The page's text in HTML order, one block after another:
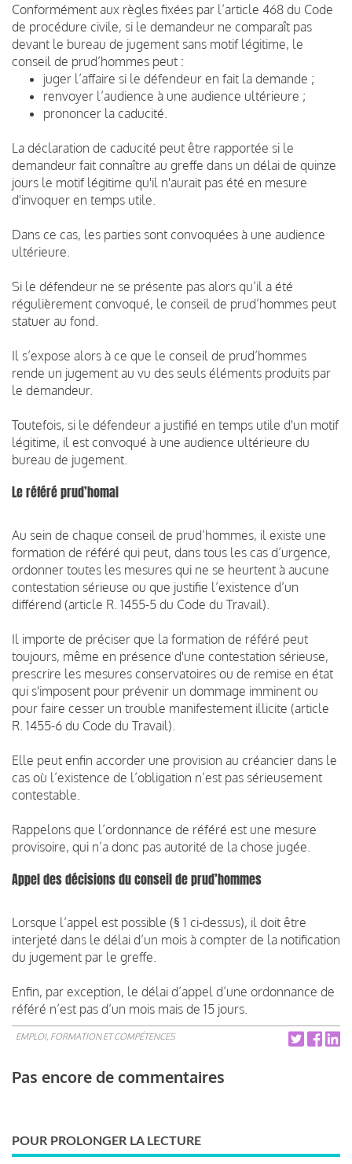
Conformément aux règles fixées par l’article 468 du Code
de procédure civile, si le demandeur ne comparaît pas
devant le bureau de jugement sans motif légitime, le
conseil de prud’hommes peut :
juger l’affaire si le défendeur en fait la demande ;
renvoyer l’audience à une audience ultérieure ;
prononcer la caducité.
La déclaration de caducité peut être rapportée si le
demandeur fait connaître au greffe dans un délai de quinze
jours le motif légitime qu'il n'aurait pas été en mesure
d'invoquer en temps utile.
Dans ce cas, les parties sont convoquées à une audience
ultérieure.
Si le défendeur ne se présente pas alors qu’il a été
régulièrement convoqué, le conseil de prud’hommes peut
statuer au fond.
Il s’expose alors à ce que le conseil de prud’hommes
rende un jugement au vu des seuls éléments produits par
le demandeur.
Toutefois, si le défendeur a justifié en temps utile d'un motif
légitime, il est convoqué à une audience ultérieure du
bureau de jugement.
Le référé prud’homal
Au sein de chaque conseil de prud’hommes, il existe une
formation de référé qui peut, dans tous les cas d’urgence,
ordonner toutes les mesures qui ne se heurtent à aucune
contestation sérieuse ou que justifie l’existence d’un
différend (article R. 1455-5 du Code du Travail).
Il importe de préciser que la formation de référé peut
toujours, même en présence d'une contestation sérieuse,
prescrire les mesures conservatoires ou de remise en état
qui s'imposent pour prévenir un dommage imminent ou
pour faire cesser un trouble manifestement illicite (article
R. 1455-6 du Code du Travail).
Elle peut enfin accorder une provision au créancier dans le
cas où l’existence de l’obligation n’est pas sérieusement
contestable.
Rappelons que l’ordonnance de référé est une mesure
provisoire, qui n’a donc pas autorité de la chose jugée.
Appel des décisions du conseil de prud’hommes
Lorsque l’appel est possible (§ 1 ci-dessus), il doit être
interjeté dans le délai d’un mois à compter de la notification
du jugement par le greffe.
Enfin, par exception, le délai d’appel d’une ordonnance de
référé n’est pas d’un mois mais de 15 jours.
EMPLOI, FORMATION ET COMPÉTENCES
Pas encore de commentaires
POUR PROLONGER LA LECTURE